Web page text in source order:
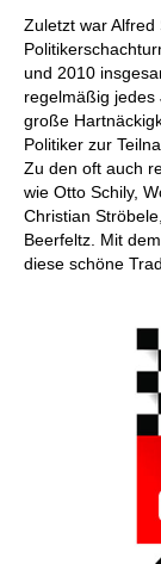
Zuletzt war
und 2010
regelmäßig jedes
große
Politiker zur
Zu den oft auch
wie Otto Schily,
Christian
Beerfeltz. Mit
diese schöne